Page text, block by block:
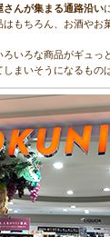
さんが集まる通路沿い
もちろん、お酒やお
いろな商品がギュっ
まいそうになるもの